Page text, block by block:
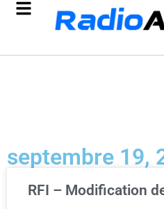
septembre 19,
RFI – Modification